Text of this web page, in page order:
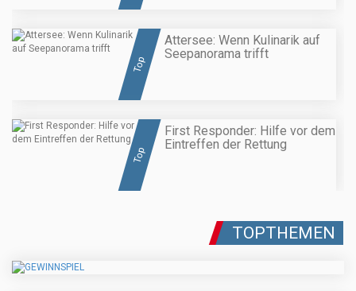
Top
Attersee: Wenn Kulinarik auf
Seepanorama trifft
Top
First Responder: Hilfe vor dem
Eintreffen der Rettung
TOPTHEMEN